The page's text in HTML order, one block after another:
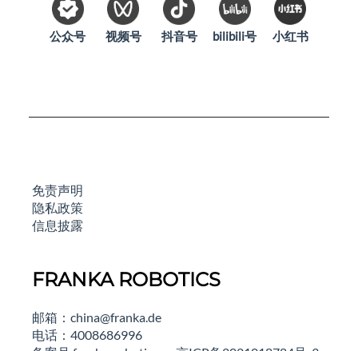
公众号 视频号 抖音号 bilibili号 小红书
免责声明
隐私政策
信息披露
FRANKA ROBOTICS
邮箱：china@franka.de
电话：4008686996